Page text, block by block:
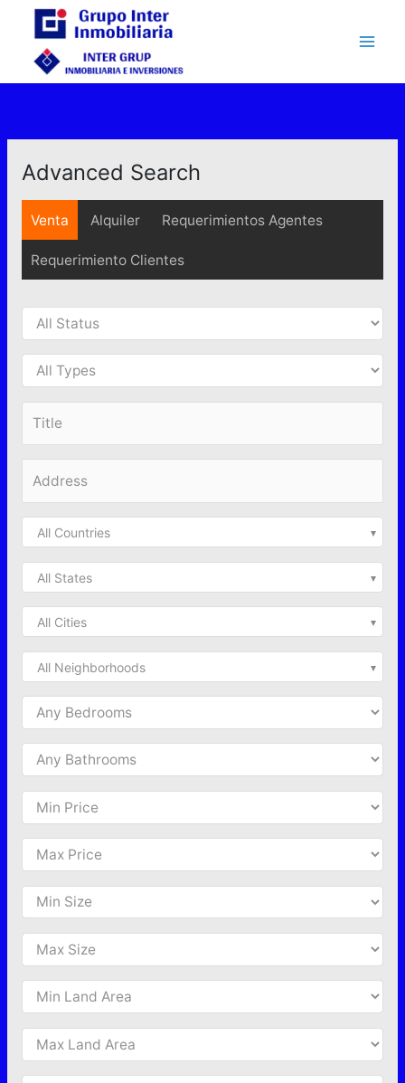
contenido
Advanced Search
Venta Alquiler Requerimientos Agentes
Requerimiento Clientes
All Countries
All States
All Cities
All Neighborhoods